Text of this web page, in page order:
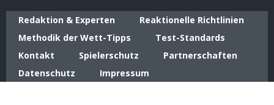
Redaktion & Experten
Reaktionelle Richtlinien
Methodik der Wett-Tipps
Test-Standards
Kontakt
Spielerschutz
Partnerschaften
Datenschutz
Impressum